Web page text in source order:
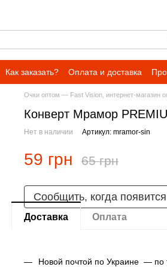
Как заказать? Оплата и доставка
Очки оптом — Fast Vision, интернет-магазин
Конверт Мрамор
Нет в наличии Артикул: mramor-sin
59 грн 65 грн
Сообщить, когда появится
Доставка Оплата
Новой почтой по Украине — по